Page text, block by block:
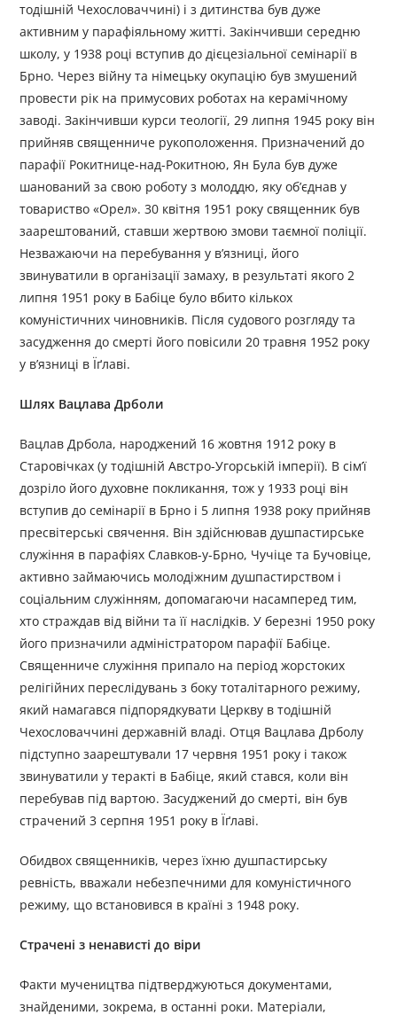
тодішній Чехословаччині) і з дитинства був дуже
активним у парафіяльному житті. Закінчивши середню
школу, у 1938 році вступив до дієцезіальної семінарії в
Брно. Через війну та німецьку окупацію був змушений
провести рік на примусових роботах на керамічному
заводі. Закінчивши курси теології, 29 липня 1945 року він
прийняв священниче рукоположення. Призначений до
парафії Рокитнице-над-Рокитною, Ян Була був дуже
шанований за свою роботу з молоддю, яку об’єднав у
товариство «Орел». 30 квітня 1951 року священник був
заарештований, ставши жертвою змови таємної поліції.
Незважаючи на перебування у в’язниці, його
звинуватили в організації замаху, в результаті якого 2
липня 1951 року в Бабіце було вбито кількох
комуністичних чиновників. Після судового розгляду та
засудження до смерті його повісили 20 травня 1952 року
у в’язниці в Їґлаві.
Шлях Вацлава Дрболи
Вацлав Дрбола, народжений 16 жовтня 1912 року в
Старовічках (у тодішній Австро-Угорській імперії). В сімʼї
дозріло його духовне покликання, тож у 1933 році він
вступив до семінарії в Брно і 5 липня 1938 року прийняв
пресвітерські свячення. Він здійснював душпастирське
служіння в парафіях Славков-у-Брно, Чучіце та Бучовіце,
активно займаючись молодіжним душпастирством і
соціальним служінням, допомагаючи насамперед тим,
хто страждав від війни та її наслідків. У березні 1950 року
його призначили адміністратором парафії Бабіце.
Священниче служіння припало на період жорстоких
релігійних переслідувань з боку тоталітарного режиму,
який намагався підпорядкувати Церкву в тодішній
Чехословаччині державній владі. Отця Вацлава Дрболу
підступно заарештували 17 червня 1951 року і також
звинуватили у теракті в Бабіце, який стався, коли він
перебував під вартою. Засуджений до смерті, він був
страчений 3 серпня 1951 року в Їґлаві.
Обидвох священників, через їхню душпастирську
ревність, вважали небезпечними для комуністичного
режиму, що встановився в країні з 1948 року.
Страчені з ненависті до віри
Факти мучеництва підтверджуються документами,
знайденими, зокрема, в останні роки. Матеріали,